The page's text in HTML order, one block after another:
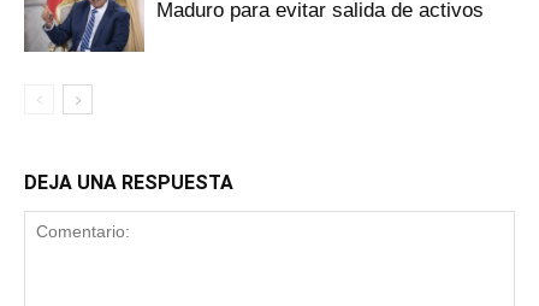
Maduro para evitar salida de activos
DEJA UNA RESPUESTA